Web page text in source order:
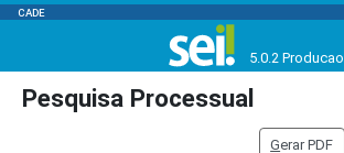
CADE
5.0.2 Producao
Pesquisa Processual
Gerar PDF